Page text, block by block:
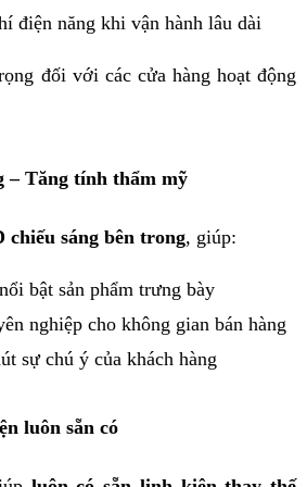
điện năng khi vận hành lâu dài
đối với các cửa hàng hoạt động
– Tăng tính thẩm mỹ
chiếu sáng bên trong, giúp:
bật sản phẩm trưng bày
nghiệp cho không gian bán hàng
sự chú ý của khách hàng
luôn sẵn có